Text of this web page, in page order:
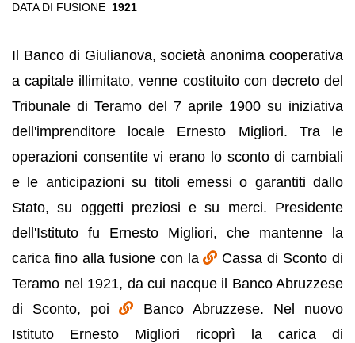
DATA DI FUSIONE 1921
Il Banco di Giulianova, società anonima cooperativa
a capitale illimitato, venne costituito con decreto del
Tribunale di Teramo del 7 aprile 1900 su iniziativa
dell'imprenditore locale Ernesto Migliori. Tra le
operazioni consentite vi erano lo sconto di cambiali
e le anticipazioni su titoli emessi o garantiti dallo
Stato, su oggetti preziosi e su merci. Presidente
dell'Istituto fu Ernesto Migliori, che mantenne la
carica fino alla fusione con la
Cassa di Sconto di
Teramo nel 1921, da cui nacque il Banco Abruzzese
di Sconto, poi
Banco Abruzzese. Nel nuovo
Istituto Ernesto Migliori ricoprì la carica di